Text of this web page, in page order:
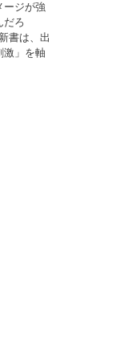
ージが強
だろ
書は、出
激」を軸